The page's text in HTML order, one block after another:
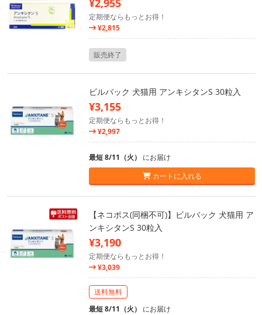
¥2,955
定期便ならもっとお得！
¥2,815
販売終了
ビルバック 犬猫用 アンキシタンS 30粒入
¥3,155
定期便ならもっとお得！
¥2,997
最短 8/11（火） にお届け
カートに入れる
【ネコポス(同梱不可)】ビルバック 犬猫用 ア
ンキシタンS 30粒入
¥3,190
定期便ならもっとお得！
¥3,039
送料無料
最短 8/11（火） にお届け